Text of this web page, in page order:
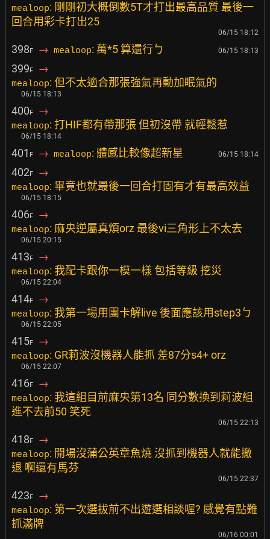
mealoop: 剛剛初大概倒數5T才打出最高品質 最後一
回合用彩卡打出25
06/15 18:12
398F → mealoop: 萬*5 算還行ㄅ 06/15 18:13
399F →
mealoop: 但不太適合那張強氣再動加眠氣的
06/15 18:13
400F →
mealoop: 打HIF都有帶那張 但初沒帶 就輕鬆惹
06/15 18:14
401 F → mealoop: 體感比較像超新星 06/15 18:14
402F →
mealoop: 畢竟也就最後一回合打固有才有最高效益
06/15 18:15
406F →
mealoop: 麻央逆屬真煩orz 最後vi三角形上不太去
06/15 20:15
413F →
mealoop: 我配卡跟你一模一樣 包括等級 挖災
06/15 22:04
414F →
mealoop: 我第一場用團卡解live 後面應該用step3ㄅ
06/15 22:05
415F →
mealoop: GR莉波沒機器人能抓 差87分s4+ orz
06/15 22:07
416F →
mealoop: 我這組目前麻央第13名 同分數換到莉波組
進不去前50 笑死
06/15 22:13
418F →
mealoop: 開場沒蒲公英章魚燒 沒抓到機器人就能撤
退 啊還有馬芬
06/15 22:37
423F →
mealoop: 第一次選拔前不出遊選相談喔? 感覺有點難
抓滿牌
06/16 00:01